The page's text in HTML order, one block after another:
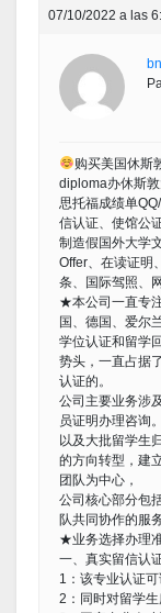
07/10/2022 a las
购买美国休斯
diploma办休斯
思托福成绩单
信认证、使馆公
制造假国外大学
Offer、在读证明
条、国际驾照、
★本公司一直专
国、德国、爱尔
学位认证和留学
势头，一直占据
认证的。
公司主要业务涉
员证明办理咨询
以及大批留学生
的方向转型，建
团队为中心，
公司核心部分包
队共同协作的服
★业务选择办理
一、真实留信认
1：该专业认证可
2：同时对留学生